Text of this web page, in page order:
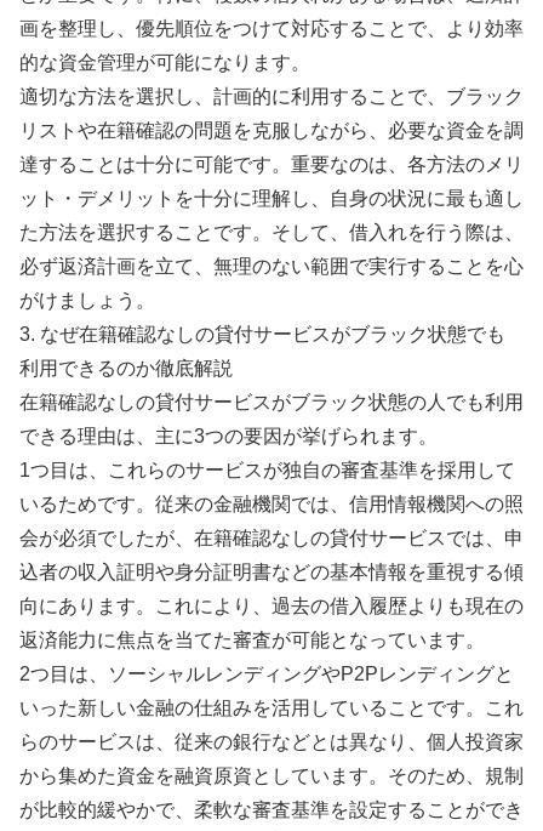
画を整理し、優先順位をつけて対応することで、より効率
的な資金管理が可能になります。
適切な方法を選択し、計画的に利用することで、ブラック
リストや在籍確認の問題を克服しながら、必要な資金を調
達することは十分に可能です。重要なのは、各方法のメリ
ット・デメリットを十分に理解し、自身の状況に最も適し
た方法を選択することです。そして、借入れを行う際は、
必ず返済計画を立て、無理のない範囲で実行することを心
がけましょう。
3. なぜ在籍確認なしの貸付サービスがブラック状態でも
利用できるのか徹底解説
在籍確認なしの貸付サービスがブラック状態の人でも利用
できる理由は、主に3つの要因が挙げられます。
1つ目は、これらのサービスが独自の審査基準を採用して
いるためです。従来の金融機関では、信用情報機関への照
会が必須でしたが、在籍確認なしの貸付サービスでは、申
込者の収入証明や身分証明書などの基本情報を重視する傾
向にあります。これにより、過去の借入履歴よりも現在の
返済能力に焦点を当てた審査が可能となっています。
2つ目は、ソーシャルレンディングやP2Pレンディングと
いった新しい金融の仕組みを活用していることです。これ
らのサービスは、従来の銀行などとは異なり、個人投資家
から集めた資金を融資原資としています。そのため、規制
が比較的緩やかで、柔軟な審査基準を設定することができ